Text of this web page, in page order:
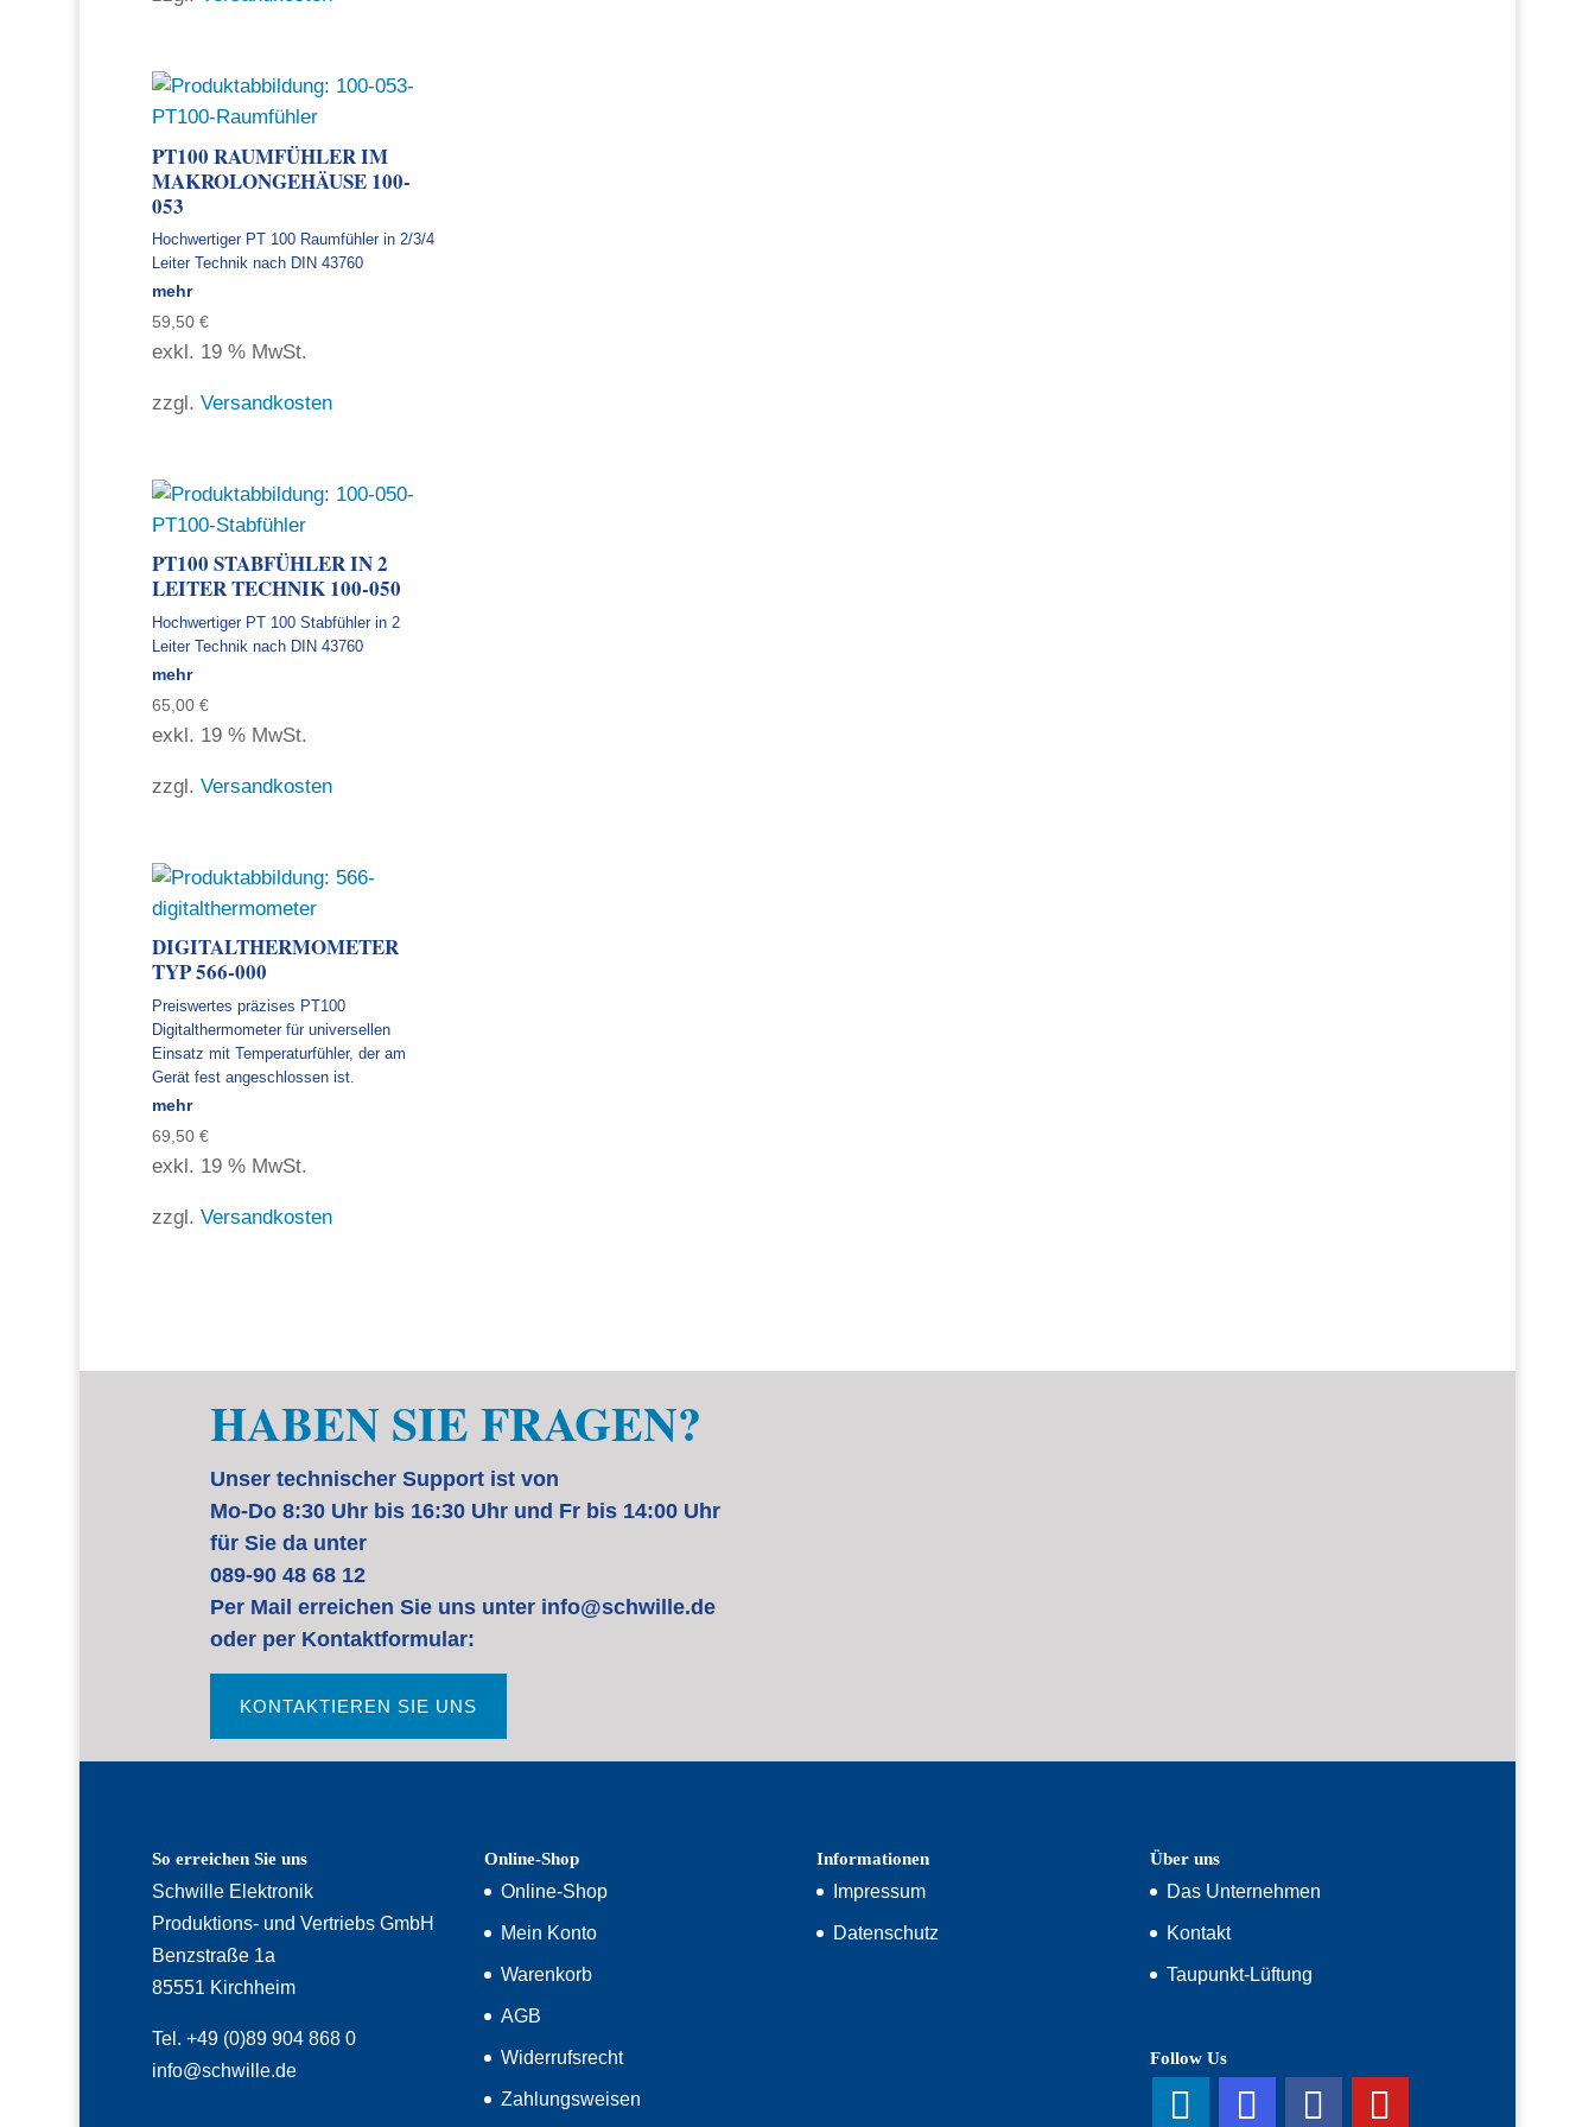
PT100 RAUMFÜHLER IM
MAKROLONGEHÄUSE 100-
053
Hochwertiger PT 100 Raumfühler in 2/3/4
Leiter Technik nach DIN 43760
mehr
59,50 €
exkl. 19 % MwSt.
zzgl. Versandkosten
PT100 STABFÜHLER IN 2
LEITER TECHNIK 100-050
Hochwertiger PT 100 Stabfühler in 2
Leiter Technik nach DIN 43760
mehr
65,00 €
exkl. 19 % MwSt.
zzgl. Versandkosten
DIGITALTHERMOMETER
TYP 566-000
Preiswertes präzises PT100
Digitalthermometer für universellen
Einsatz mit Temperaturfühler, der am
Gerät fest angeschlossen ist.
mehr
69,50 €
exkl. 19 % MwSt.
zzgl. Versandkosten
HABEN SIE FRAGEN?
Unser technischer Support ist von
Mo-Do 8:30 Uhr bis 16:30 Uhr und Fr bis 14:00 Uhr
für Sie da unter
089-90 48 68 12
Per Mail erreichen Sie uns unter info@schwille.de
oder per Kontaktformular:
KONTAKTIEREN SIE UNS
So erreichen Sie uns
Schwille Elektronik
Produktions- und Vertriebs GmbH
Benzstraße 1a
85551 Kirchheim
Tel. +49 (0)89 904 868 0
info@schwille.de
Online-Shop
Online-Shop
Mein Konto
Warenkorb
AGB
Widerrufsrecht
Zahlungsweisen
Informationen
Impressum
Datenschutz
Über uns
Das Unternehmen
Kontakt
Taupunkt-Lüftung
Follow Us